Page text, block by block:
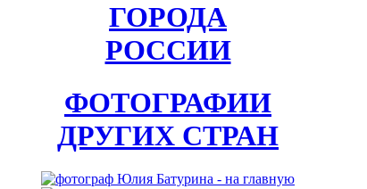
ГОРОДА
РОССИИ
ФОТОГРАФИИ
ДРУГИХ СТРАН